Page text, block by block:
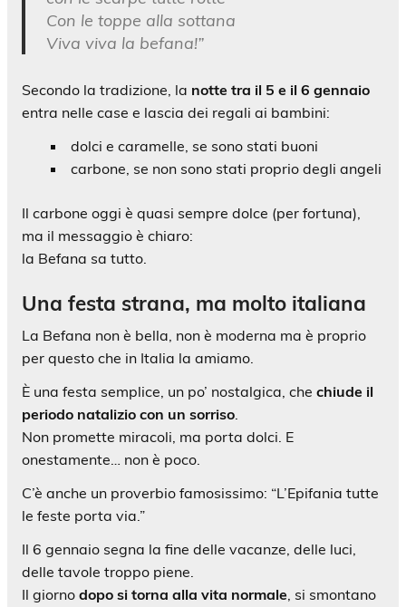
Con le toppe alla sottana
Viva viva la befana!”
Secondo la tradizione, la notte tra il 5 e il 6 gennaio
entra nelle case e lascia dei regali ai bambini:
dolci e caramelle, se sono stati buoni
carbone, se non sono stati proprio degli angeli
Il carbone oggi è quasi sempre dolce (per fortuna),
ma il messaggio è chiaro:
la Befana sa tutto.
Una festa strana, ma molto italiana
La Befana non è bella, non è moderna ma è proprio
per questo che in Italia la amiamo.
È una festa semplice, un po’ nostalgica, che chiude il
periodo natalizio con un sorriso.
Non promette miracoli, ma porta dolci. E
onestamente… non è poco.
C’è anche un proverbio famosissimo: “L’Epifania tutte
le feste porta via.”
Il 6 gennaio segna la fine delle vacanze, delle luci,
delle tavole troppo piene.
Il giorno dopo si torna alla vita normale, si smontano